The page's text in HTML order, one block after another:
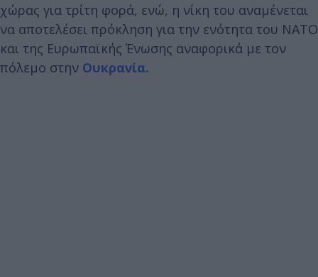
χώρας για τρίτη φορά, ενώ, η νίκη του αναμένεται
να αποτελέσει πρόκληση για την ενότητα του ΝΑΤΟ
και της Ευρωπαϊκής Ένωσης αναφορικά με τον
πόλεμο στην Ουκρανία.